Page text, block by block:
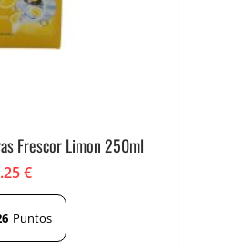
Frescor Limon 250ml
€
Puntos